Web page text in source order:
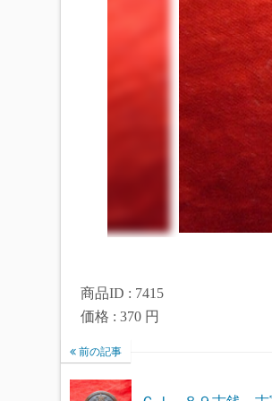
商品ID : 7415
価格 : 370 円
前の記事